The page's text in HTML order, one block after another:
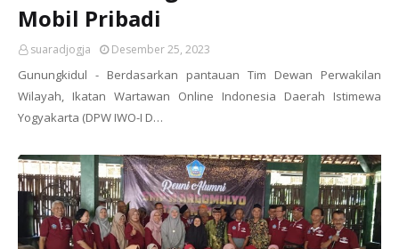
Mobil Pribadi
suaradjogja Desember 25, 2023
Gunungkidul - Berdasarkan pantauan Tim Dewan Perwakilan
Wilayah, Ikatan Wartawan Online Indonesia Daerah Istimewa
Yogyakarta (DPW IWO-I D…